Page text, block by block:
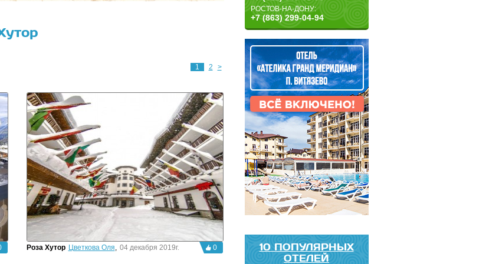
РОСТОВ-НА-ДОНУ:
+7 (863) 299-04-94
10 ПОПУЛЯРНЫХ
ОТЕЛЕЙ
1 2 >
Роза Хутор Цветкова Оля, 04 декабря 2019г. 0